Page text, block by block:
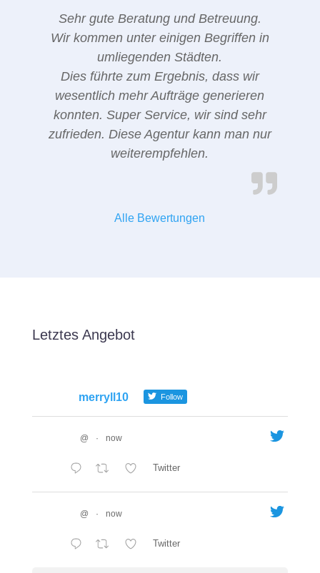
Sehr gute Beratung und Betreuung.
Wir kommen unter einigen Begriffen in
umliegenden Städten.
Dies führte zum Ergebnis, dass wir
wesentlich mehr Aufträge generieren
konnten. Super Service, wir sind sehr
zufrieden. Diese Agentur kann man nur
weiterempfehlen.
Alle Bewertungen
Letztes Angebot
merryll10 Follow
@ · now
Twitter
@ · now
Twitter